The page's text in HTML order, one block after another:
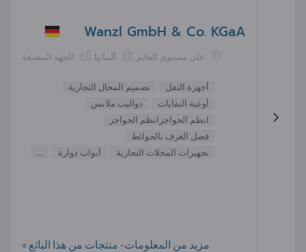
Wanzl GmbH & Co. KGaA
الجهة المصنعة ألمانيا على مستوى العالم
أجهزة النقل
تصميم المحال التجارية
أوعية النفايات
دواليب ملابس
انظم الحواجزانظم الحواجز
فصل الغرف بالحوائط
تجهيزات المحلات التجارية
أبواب دوارة ...
مزيد من المعلومات- منتجات من هذا البائع »